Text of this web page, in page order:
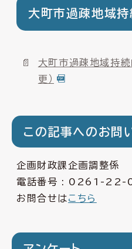
大町市過疎地域
大町市過疎地域持続
更）
この記事へのお問
企画財政課企画調整係
電話番号 : 0261-22-
お問合せはこちら